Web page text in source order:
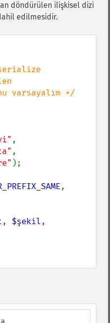
döndürülen ilişkisel dizi
edilmesidir.
,
,
);
, $şekil